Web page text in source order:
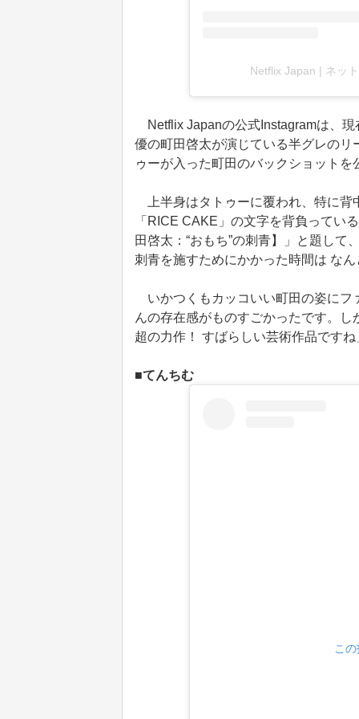
Netflix Japan | ネッ
Netflix Japanの公式Instagramは、現
優の町田啓太が演じている半グレの
ゥーが入った町田のバックショットを
上半身はタトゥーに覆われ、特に背
「RICE CAKE」の文字を背負ってい
田啓太：“おもち”の刺青】」と題し
刺青を施すためにかかった時間は な
いかつくもカッコいい町田の姿にフ
んの存在感がものすごかったです。
超の力作！ すばらしい芸術作品です
■てんちむ
こ